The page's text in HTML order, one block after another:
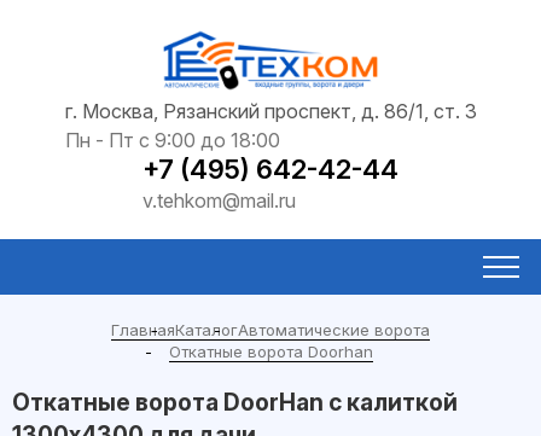
г. Москва, Рязанский проспект, д. 86/1, ст. 3
Пн - Пт с 9:00 до 18:00
+7 (495) 642-42-44
v.tehkom@mail.ru
ГлавнаяКаталогАвтоматические ворота
Откатные ворота Doorhan
Откатные ворота DoorHan с калиткой